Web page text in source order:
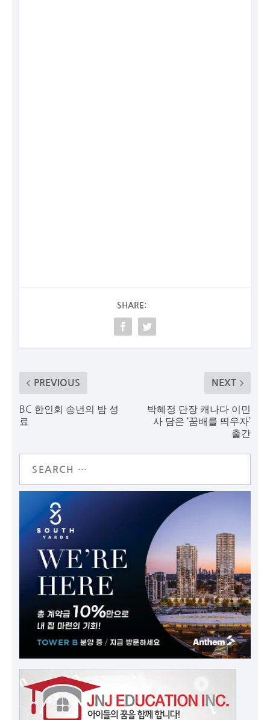
SHARE:
PREVIOUS
BC 한인회 송년의 밤 성
료
NEXT
박혜정 단장 캐나다 이민
사 담은 ‘꿈배를 띄우자’
출간